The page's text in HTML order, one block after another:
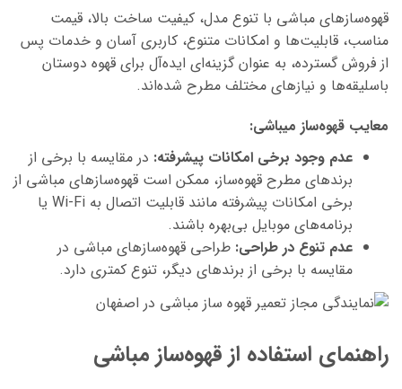
قهوه‌سازهای مباشی با تنوع مدل، کیفیت ساخت بالا، قیمت
مناسب، قابلیت‌ها و امکانات متنوع، کاربری آسان و خدمات پس
از فروش گسترده، به عنوان گزینه‌ای ایده‌آل برای قهوه دوستان
باسلیقه‌ها و نیازهای مختلف مطرح شده‌اند.
معایب قهوه‌ساز میباشی:
عدم وجود برخی امکانات پیشرفته: در مقایسه با برخی از
برندهای مطرح قهوه‌ساز، ممکن است قهوه‌سازهای مباشی از
برخی امکانات پیشرفته مانند قابلیت اتصال به Wi-Fi یا
برنامه‌های موبایل بی‌بهره باشند.
عدم تنوع در طراحی: طراحی قهوه‌سازهای مباشی در
مقایسه با برخی از برندهای دیگر، تنوع کمتری دارد.
راهنمای استفاده از قهوه‌ساز مباشی